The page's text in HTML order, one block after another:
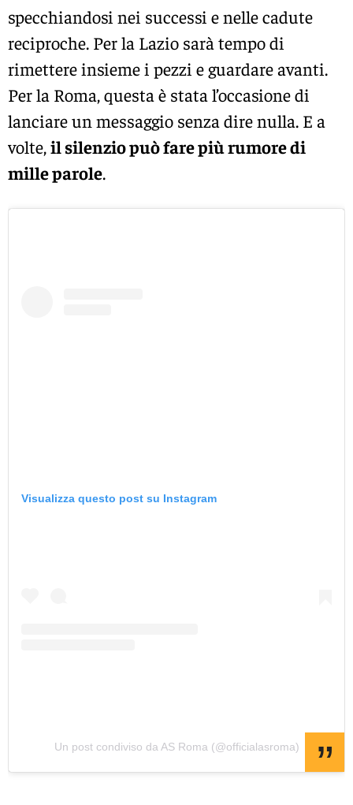
specchiandosi nei successi e nelle cadute
reciproche. Per la Lazio sarà tempo di
rimettere insieme i pezzi e guardare avanti.
Per la Roma, questa è stata l’occasione di
lanciare un messaggio senza dire nulla. E a
volte,il silenzio può fare più rumore di
mille parole.
Visualizza questo post su Instagram
Un post condiviso da AS Roma (@officialasroma)